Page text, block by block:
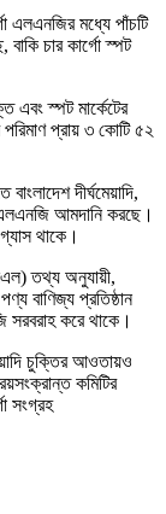
এলএনজির মধ্যে পাঁচটি
চার কার্গো স্পট
এবং স্পট মার্কেটের
প্রায় ৩ কোটি ৫২
দীর্ঘমেয়াদি,
আমদানি করছে।
থাকে।
তথ্য অনুযায়ী,
বাণিজ্য প্রতিষ্ঠান
সরবরাহ করে থাকে।
চুক্তির আওতায়ও
কমিটির
সংগ্রহ